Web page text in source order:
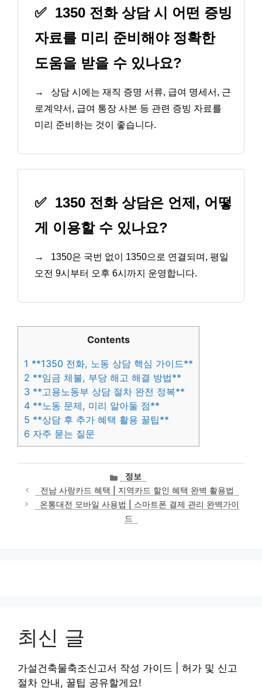
✅ 1350 전화 상담 시 어떤 증빙
자료를 미리 준비해야 정확한
도움을 받을 수 있나요?
→
상담 시에는 재직 증명 서류, 급여 명세서, 근
로계약서, 급여 통장 사본 등 관련 증빙 자료를
미리 준비하는 것이 좋습니다.
✅ 1350 전화 상담은 언제, 어떻
게 이용할 수 있나요?
→
1350은 국번 없이 1350으로 연결되며, 평일
오전 9시부터 오후 6시까지 운영합니다.
Contents
1 **1350 전화, 노동 상담 핵심 가이드**
2 **임금 체불, 부당 해고 해결 방법**
3 **고용노동부 상담 절차 완전 정복**
4 **노동 문제, 미리 알아둘 점**
5 **상담 후 추가 혜택 활용 꿀팁**
6 자주 묻는 질문
카
테
고
리
정보
전남 사랑카드 혜택 | 지역카드 할인 혜택 완벽 활용법
온통대전 모바일 사용법 | 스마트폰 결제 관리 완벽가이
드
최신 글
가설건축물축조신고서 작성 가이드 | 허가 및 신고
절차 안내, 꿀팁 공유할게요!